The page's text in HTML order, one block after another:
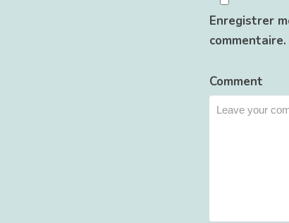
Enregistrer
commentaire.
Comment